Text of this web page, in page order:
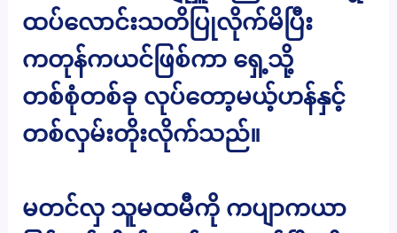
ထပ်လောင်းသတိပြုလိုက်မိပြီး
ကတုန်ကယင်ဖြစ်ကာ ရှေ့သို့
တစ်စုံတစ်ခု လုပ်တော့မယ့်ဟန်နှင့်
တစ်လှမ်းတိုးလိုက်သည်။
မတင်လှ သူမထမီကို ကပျာကယာ